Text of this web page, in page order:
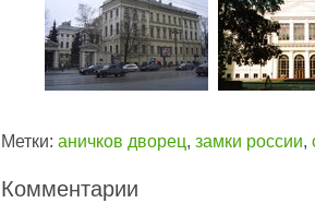
Метки: аничков дворец, замки россии,
Комментарии